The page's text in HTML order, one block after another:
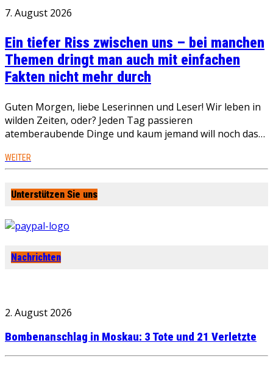
7. August 2026
Ein tiefer Riss zwischen uns – bei manchen
Themen dringt man auch mit einfachen
Fakten nicht mehr durch
Guten Morgen, liebe Leserinnen und Leser! Wir leben in
wilden Zeiten, oder? Jeden Tag passieren
atemberaubende Dinge und kaum jemand will noch das…
WEITER
Unterstützen Sie uns
Nachrichten
2. August 2026
Bombenanschlag in Moskau: 3 Tote und 21 Verletzte